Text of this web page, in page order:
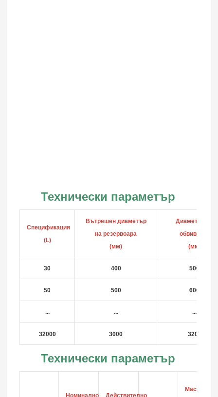
Технически параметър
Спецификация
(L)
Вътрешен диаметър
на резервоара
(мм)
Диаметър на
обвивката
(мм)
30 400 500
50 500 600
... ... ...
32000 3000 3200
Технически параметър
Номинално Действително
Маслено